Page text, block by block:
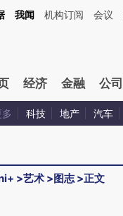
我闻 机构订阅 会议
经济 金融 公司
科技 地产 汽车
>艺术 >图志>正文